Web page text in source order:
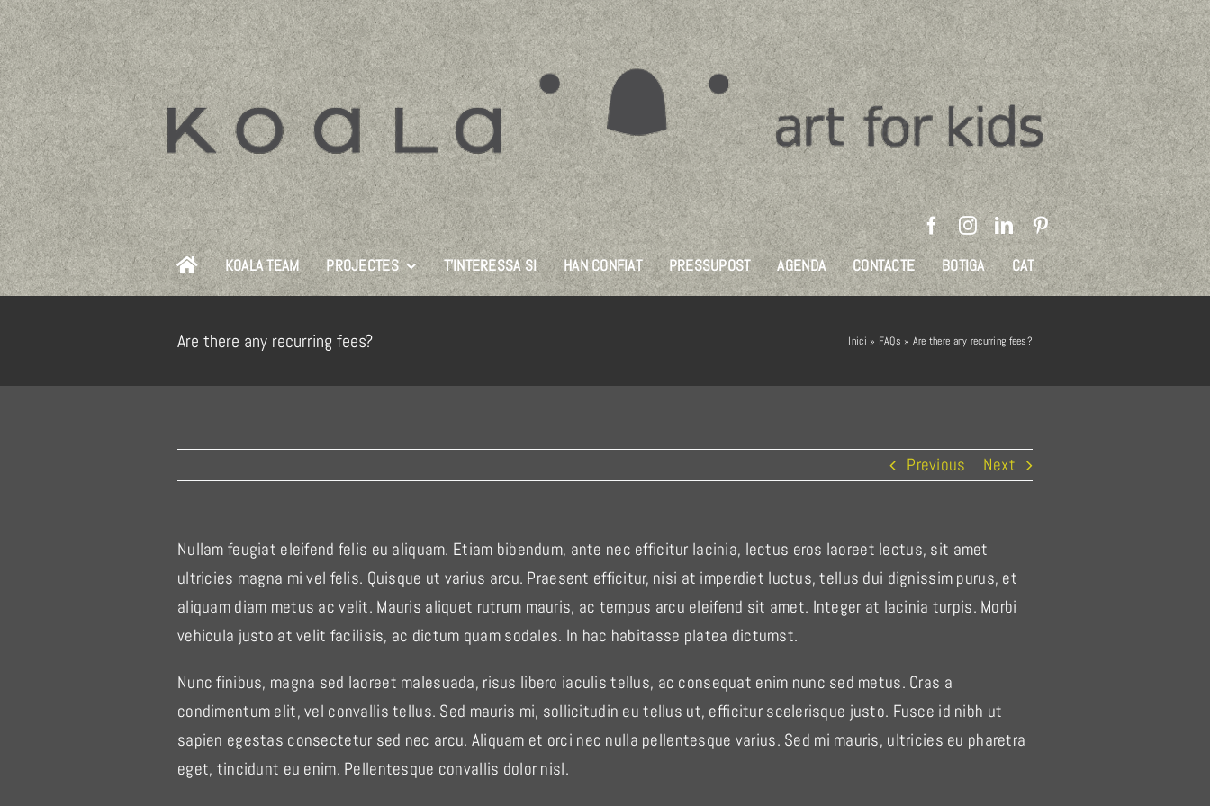
Skip
to
content
KOALA TEAM PROJECTES T’INTERESSA SI HAN CONFIAT PRESSUPOST AGENDA CONTACTE BOTIGA CAT
Are there any recurring fees? Inici » FAQs » Are there any recurring fees?
Previous Next
Nullam feugiat eleifend felis eu aliquam. Etiam bibendum, ante nec efficitur lacinia, lectus eros laoreet lectus, sit amet
ultricies magna mi vel felis. Quisque ut varius arcu. Praesent efficitur, nisi at imperdiet luctus, tellus dui dignissim purus, et
aliquam diam metus ac velit. Mauris aliquet rutrum mauris, ac tempus arcu eleifend sit amet. Integer at lacinia turpis. Morbi
vehicula justo at velit facilisis, ac dictum quam sodales. In hac habitasse platea dictumst.
Nunc finibus, magna sed laoreet malesuada, risus libero iaculis tellus, ac consequat enim nunc sed metus. Cras a
condimentum elit, vel convallis tellus. Sed mauris mi, sollicitudin eu tellus ut, efficitur scelerisque justo. Fusce id nibh ut
sapien egestas consectetur sed nec arcu. Aliquam et orci nec nulla pellentesque varius. Sed mi mauris, ultricies eu pharetra
eget, tincidunt eu enim. Pellentesque convallis dolor nisl.